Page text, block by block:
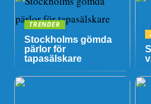
TRENDER
Stockholms gömda
pärlor för
tapasälskare